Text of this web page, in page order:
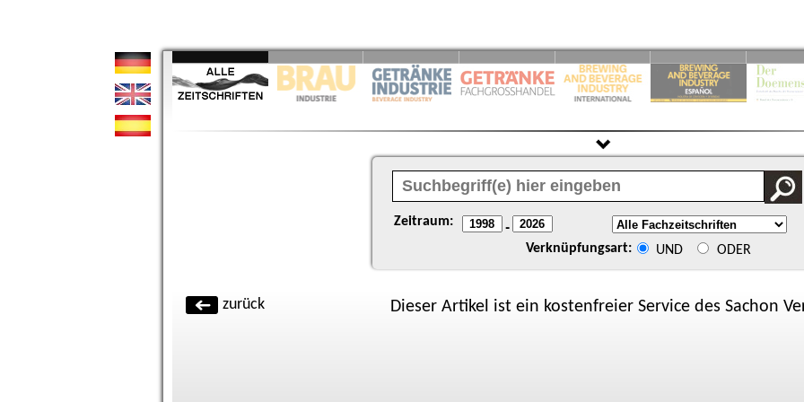
Zeitraum: -
Verknüpfungsart: UND ODER
zurück Dieser Artikel ist ein kostenfreier Service des Sachon